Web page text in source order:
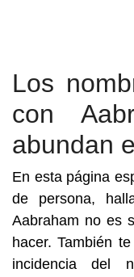
Los
con
abundan
En esta página
de persona,
Aabraham no es
hacer. También
incidencia del